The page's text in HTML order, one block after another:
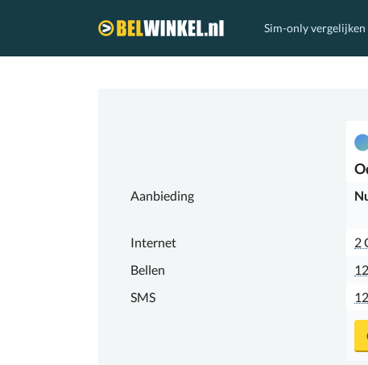
Sim-only vergelijken
Aanbieding
Internet
2
Bellen
SMS